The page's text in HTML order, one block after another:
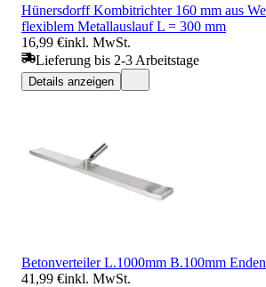
Hünersdorff Kombitrichter 160 mm aus
flexiblem Metallauslauf L = 300 mm
16,99 €inkl. MwSt.
Lieferung bis 2-3 Arbeitstage
Details anzeigen
Betonverteiler L.1000mm B.100mm
41,99 €inkl. MwSt.